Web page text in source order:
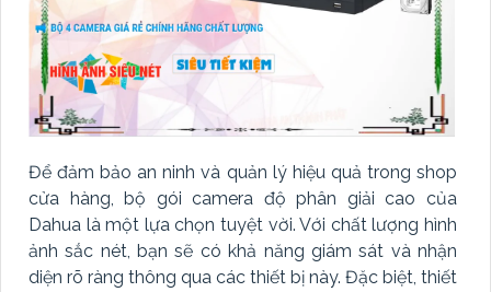
Để đảm bảo an ninh và quản lý hiệu quả trong shop
cửa hàng, bộ gói camera độ phân giải cao của
Dahua là một lựa chọn tuyệt vời. Với chất lượng hình
ảnh sắc nét, bạn sẽ có khả năng giám sát và nhận
diện rõ ràng thông qua các thiết bị này. Đặc biệt, thiết